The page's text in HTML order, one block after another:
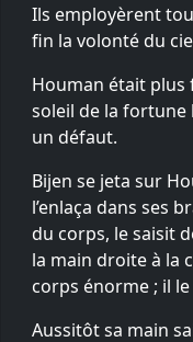
Ils employèrent
fin la volonté du
Houman était plus
soleil de la fortune
un défaut.
Bijen se jeta sur
l’enlaça dans ses
du corps, le saisit
la main droite à la
corps énorme ; il
Aussitôt sa main